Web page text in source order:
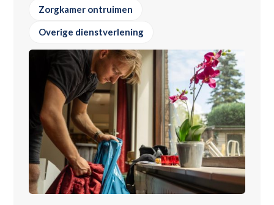
Zorgkamer ontruimen
Overige dienstverlening